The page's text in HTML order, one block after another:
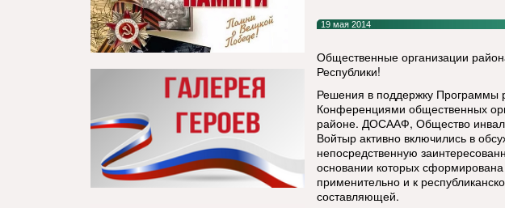
19 мая 2014
Общественные организации
Республики!
Решения в поддержку Программы
Конференциями общественных
районе. ДОСААФ, Общество
Войтыр активно включились в
непосредственную
основании которых
применительно и к
составляющей.